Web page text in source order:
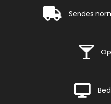
Rask levering
Sendes
Rask
Rask